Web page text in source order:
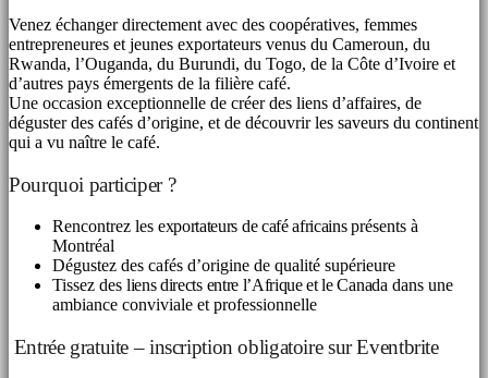
Venez échanger directement avec des coopératives, femmes
entrepreneures et jeunes exportateurs venus du Cameroun, du
Rwanda, l’Ouganda, du Burundi, du Togo, de la Côte d’Ivoire et
d’autres pays émergents de la filière café.
Une occasion exceptionnelle de créer des liens d’affaires, de
déguster des cafés d’origine, et de découvrir les saveurs du continent
qui a vu naître le café.
Pourquoi participer ?
Rencontrez les exportateurs de café africainsprésents à
Montréal
Dégustez des cafés d’origine de qualité supérieure
Tissez des liens directs entre l’Afrique et le Canada dans une
ambiance conviviale et professionnelle
Entrée gratuite – inscription obligatoire sur Eventbrite